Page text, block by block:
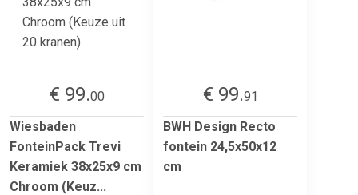
€ 99.00
Wiesbaden
FonteinPack Trevi
Keramiek 38x25x9 cm
Chroom (Keuz...
€ 99.91
BWH Design Recto
fontein 24,5x50x12
cm